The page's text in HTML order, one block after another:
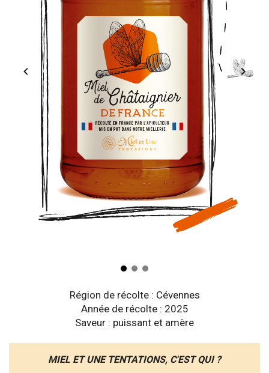
Région de récolte : Cévennes
Année de récolte : 2025
Saveur : puissant et amère
MIEL ET UNE TENTATIONS, C'EST QUI ?